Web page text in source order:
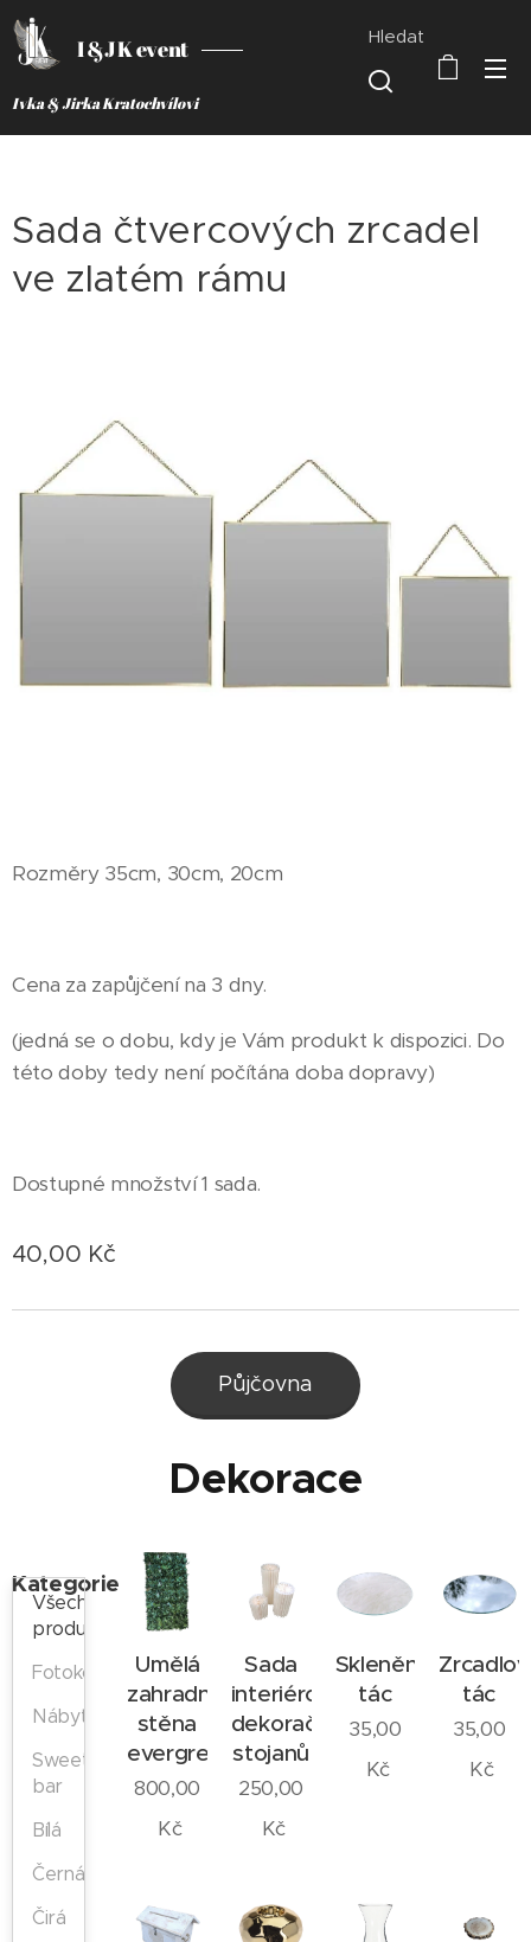
I &J K event
Ivka & Jirka Kratochvílovi
Hledat
Sada čtvercových zrcadel
ve zlatém rámu
Rozměry 35cm, 30cm, 20cm
Cena za zapůjčení na 3 dny.
(jedná se o dobu, kdy je Vám produkt k dispozici. Do
této doby tedy není počítána doba dopravy)
Dostupné množství 1 sada.
40,00 Kč
Půjčovna
Dekorace
Kategorie
Všechny
produkty
Fotokoutek
Nábytek
Sweet
bar
Bílá
Černá
Čirá
Umělá
zahradní
stěna
evergreen
800,00
Kč
Sada
interiérových
dekoračních
stojanů
250,00
Kč
Skleněný
tác
35,00
Kč
tác
35,00
Kč